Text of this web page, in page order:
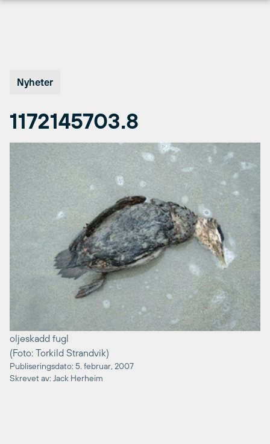
Nyheter
1172145703.8
oljeskadd fugl
(Foto: Torkild Strandvik)
Publiseringsdato: 5. februar, 2007
Skrevet av: Jack Herheim